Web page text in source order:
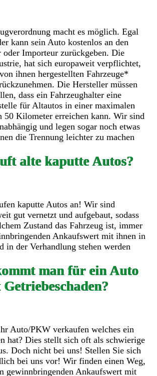
macht es möglich. Egal
kann sein Auto kostenlos an den
oder Importeur zurückgeben. Die
hat sich europaweit verpflichtet,
ihnen hergestellten Fahrzeuge*
Die Hersteller müssen
dass ein Fahrzeughalter eine
für Altautos in einer maximalen
50 Kilometer erreichen kann. Wir sind
und legen sogar noch etwas
die Trennung leichter zu machen
alte kaputte Autos?
kaputte Autos an! Wir sind
gut vernetzt und aufgebaut, sodass
Zustand das Fahrzeug ist, immer
Ankaufswert mit ihnen in
in der Verhandlung stehen werden
man für ein Auto
Auto/PKW verkaufen welches ein
hat? Dies stellt sich oft als schwierige
Doch nicht bei uns! Stellen Sie sich
bei uns vor! Wir finden einen Weg,
gewinnbringenden Ankaufswert mit